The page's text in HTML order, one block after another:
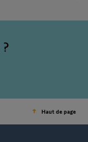
Haut de page